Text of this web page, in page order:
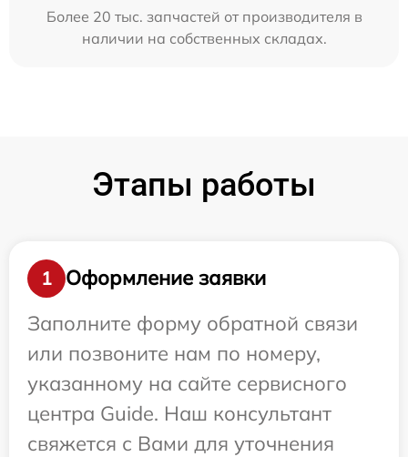
Более 20 тыс. запчастей от производителя в
наличии на собственных складах.
Этапы работы
1
Оформление заявки
Заполните форму обратной связи
или позвоните нам по номеру,
указанному на сайте сервисного
центра Guide. Наш консультант
свяжется с Вами для уточнения